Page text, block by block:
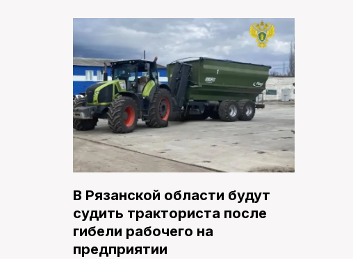
В Рязанской области будут
судить тракториста после
гибели рабочего на
предприятии